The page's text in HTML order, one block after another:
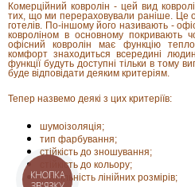
Комерційний ковролін - цей вид
тих, що ми перераховували раніше. Це
готелів. По-іншому його називають -
ковроліном в основному покривають
офісний ковролін має функцію
комфорт знаходиться всередині
функції будуть доступні тільки в тому
буде відповідати деяким критеріям.
Тепер назвемо деякі з цих критеріїв:
шумоізоляція;
тип фарбування;
стійкість до зношування;
стійкість до кольору;
стабільність лінійних розмірів;
КНОПКА
ЗВ'ЯЗКУ